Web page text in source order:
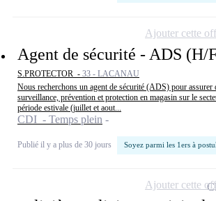
Agent de sécurité - ADS (H/
S.PROTECTOR - 33 - LACANAU
Nous recherchons un agent de sécurité (ADS) pour assurer
surveillance, prévention et protection en magasin sur le
période estivale (juillet et aout...
CDI - Temps plein
Publié il y a plus de 30 jours Soyez parmi les 1ers à
Ajouter cette
Ajouter cette